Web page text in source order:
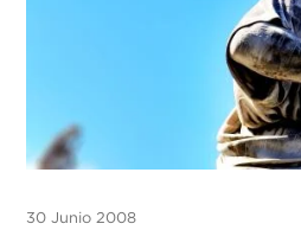
30 Junio 2008